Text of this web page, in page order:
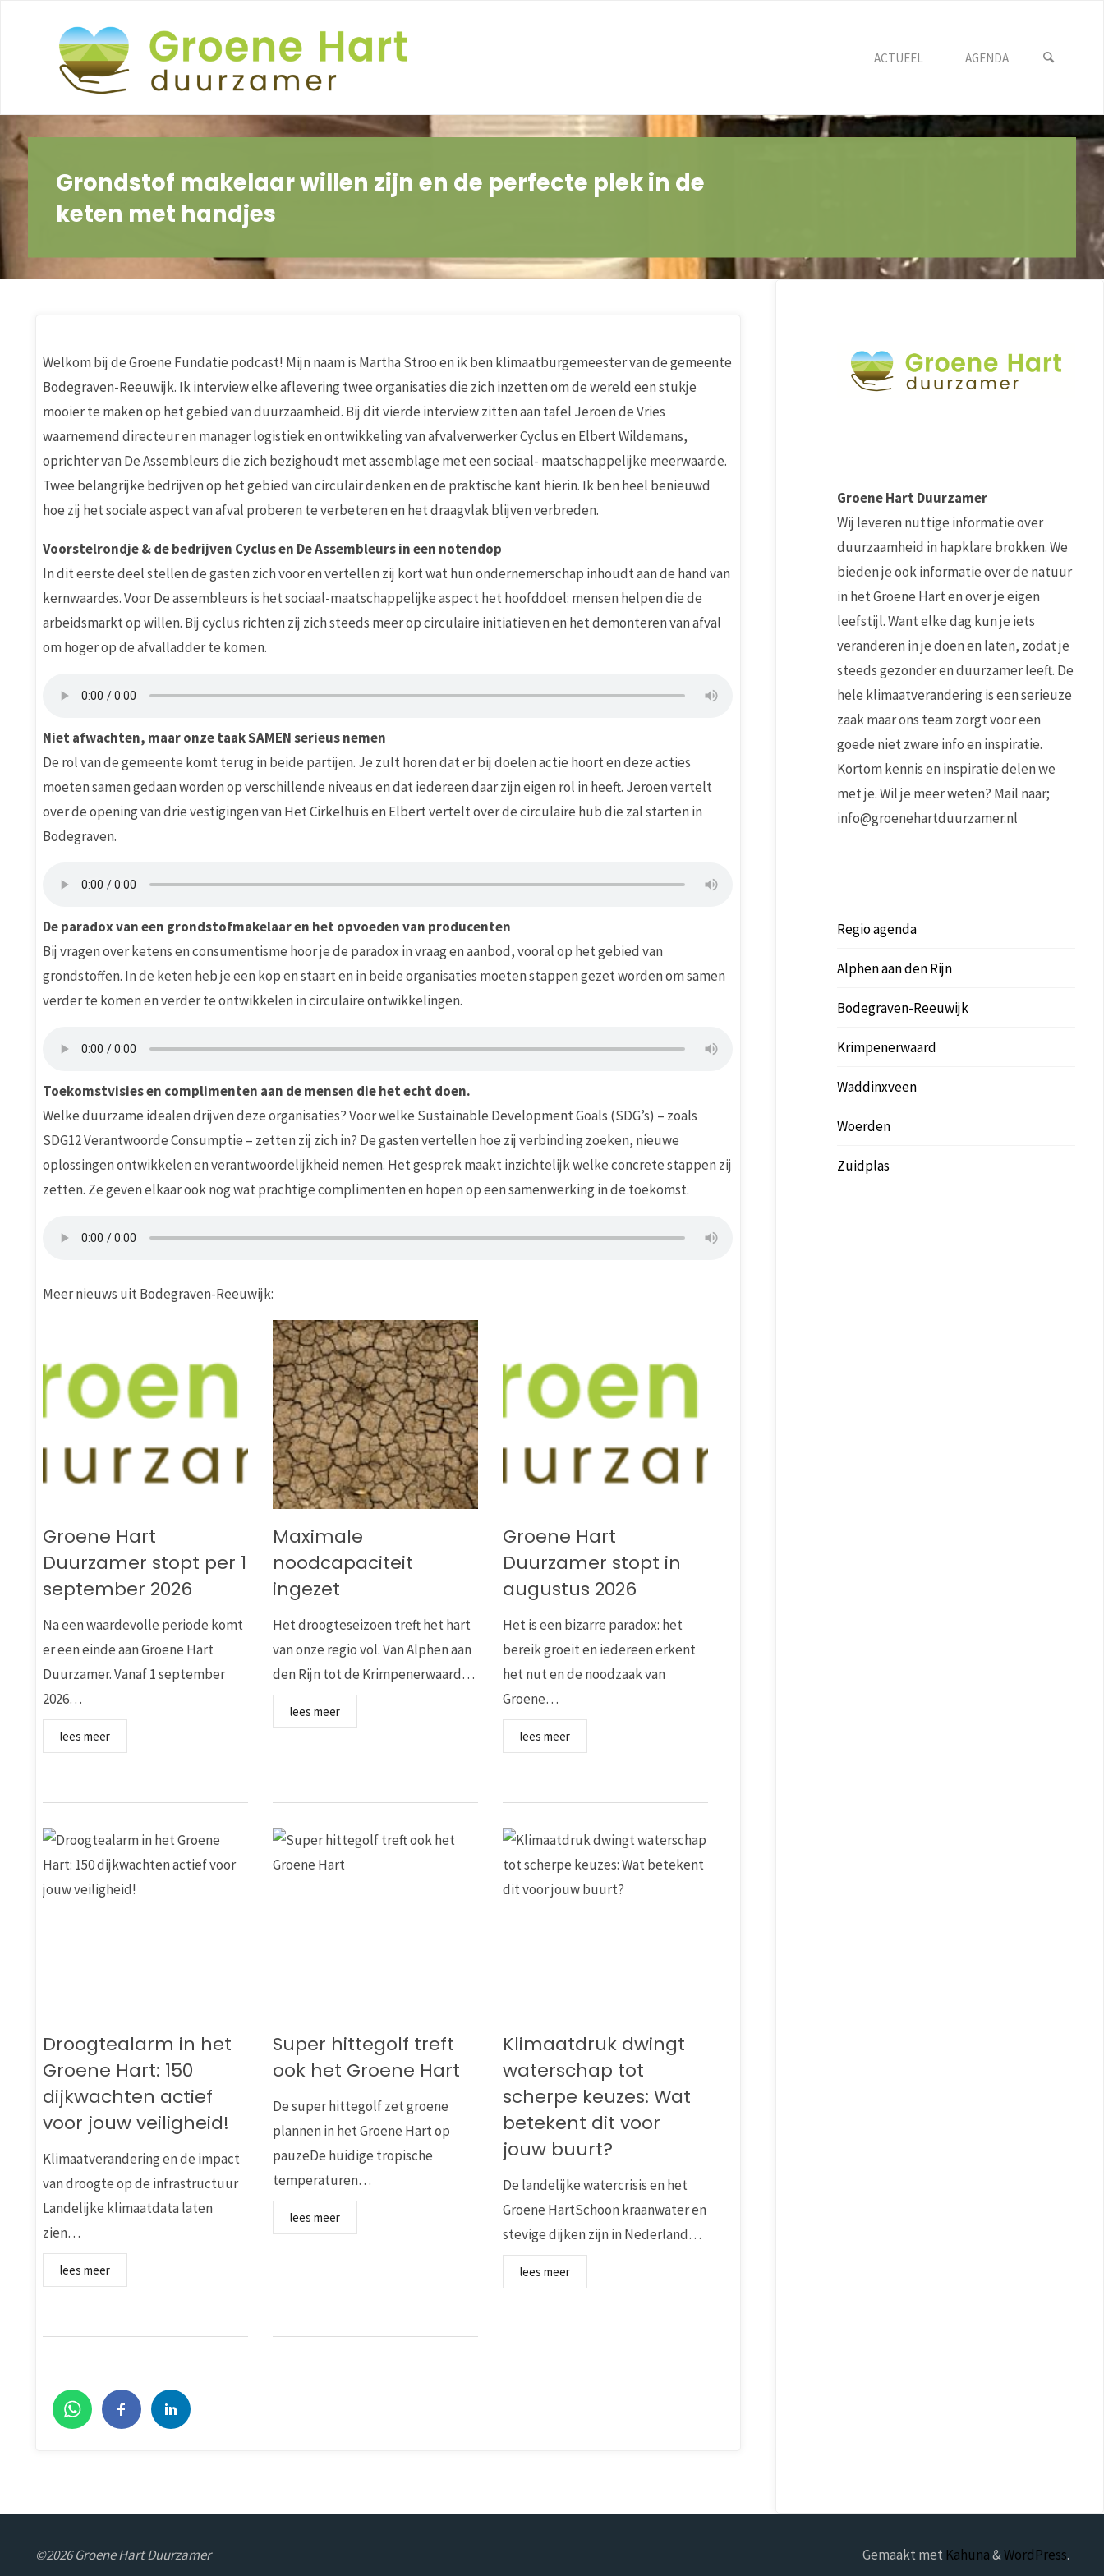
ACTUEEL AGENDA
Grondstof makelaar willen zijn en de perfecte plek in de
keten met handjes
Welkom bij de Groene Fundatie podcast! Mijn naam is Martha Stroo en ik ben klimaatburgemeester van de gemeente
Bodegraven-Reeuwijk. Ik interview elke aflevering twee organisaties die zich inzetten om de wereld een stukje
mooier te maken op het gebied van duurzaamheid. Bij dit vierde interview zitten aan tafel Jeroen de Vries
waarnemend directeur en manager logistiek en ontwikkeling van afvalverwerker Cyclus en Elbert Wildemans,
oprichter van De Assembleurs die zich bezighoudt met assemblage met een sociaal- maatschappelijke meerwaarde.
Twee belangrijke bedrijven op het gebied van circulair denken en de praktische kant hierin. Ik ben heel benieuwd
hoe zij het sociale aspect van afval proberen te verbeteren en het draagvlak blijven verbreden.
Voorstelrondje & de bedrijven Cyclus en De Assembleurs in een notendop
In dit eerste deel stellen de gasten zich voor en vertellen zij kort wat hun ondernemerschap inhoudt aan de hand van
kernwaardes. Voor De assembleurs is het sociaal-maatschappelijke aspect het hoofddoel: mensen helpen die de
arbeidsmarkt op willen. Bij cyclus richten zij zich steeds meer op circulaire initiatieven en het demonteren van afval
om hoger op de afvalladder te komen.
Niet afwachten, maar onze taak SAMEN serieus nemen
De rol van de gemeente komt terug in beide partijen. Je zult horen dat er bij doelen actie hoort en deze acties
moeten samen gedaan worden op verschillende niveaus en dat iedereen daar zijn eigen rol in heeft. Jeroen vertelt
over de opening van drie vestigingen van Het Cirkelhuis en Elbert vertelt over de circulaire hub die zal starten in
Bodegraven.
De paradox van een grondstofmakelaar en het opvoeden van producenten
Bij vragen over ketens en consumentisme hoor je de paradox in vraag en aanbod, vooral op het gebied van
grondstoffen. In de keten heb je een kop en staart en in beide organisaties moeten stappen gezet worden om samen
verder te komen en verder te ontwikkelen in circulaire ontwikkelingen.
Toekomstvisies en complimenten aan de mensen die het echt doen.
Welke duurzame idealen drijven deze organisaties? Voor welke Sustainable Development Goals (SDG’s) – zoals
SDG12 Verantwoorde Consumptie – zetten zij zich in? De gasten vertellen hoe zij verbinding zoeken, nieuwe
oplossingen ontwikkelen en verantwoordelijkheid nemen. Het gesprek maakt inzichtelijk welke concrete stappen zij
zetten. Ze geven elkaar ook nog wat prachtige complimenten en hopen op een samenwerking in de toekomst.
Meer nieuws uit Bodegraven-Reeuwijk:
Groene Hart
Duurzamer stopt per 1
september 2026
Na een waardevolle periode komt
er een einde aan Groene Hart
Duurzamer. Vanaf 1 september
2026…
lees meer
Maximale
noodcapaciteit
ingezet
Het droogteseizoen treft het hart
van onze regio vol. Van Alphen aan
den Rijn tot de Krimpenerwaard…
lees meer
Groene Hart
Duurzamer stopt in
augustus 2026
Het is een bizarre paradox: het
bereik groeit en iedereen erkent
het nut en de noodzaak van
Groene…
lees meer
Droogtealarm in het
Groene Hart: 150
dijkwachten actief
voor jouw veiligheid!
Klimaatverandering en de impact
van droogte op de infrastructuur
Landelijke klimaatdata laten
zien…
lees meer
Super hittegolf treft
ook het Groene Hart
De super hittegolf zet groene
plannen in het Groene Hart op
pauzeDe huidige tropische
temperaturen…
lees meer
Klimaatdruk dwingt
waterschap tot
scherpe keuzes: Wat
betekent dit voor
jouw buurt?
De landelijke watercrisis en het
Groene HartSchoon kraanwater en
stevige dijken zijn in Nederland…
lees meer
Groene Hart Duurzamer
Wij leveren nuttige informatie over
duurzaamheid in hapklare brokken. We
bieden je ook informatie over de natuur
in het Groene Hart en over je eigen
leefstijl. Want elke dag kun je iets
veranderen in je doen en laten, zodat je
steeds gezonder en duurzamer leeft. De
hele klimaatverandering is een serieuze
zaak maar ons team zorgt voor een
goede niet zware info en inspiratie.
Kortom kennis en inspiratie delen we
met je. Wil je meer weten? Mail naar;
info@groenehartduurzamer.nl
Regio agenda
Alphen aan den Rijn
Bodegraven-Reeuwijk
Krimpenerwaard
Waddinxveen
Woerden
Zuidplas
Gemaakt met Kahuna&WordPress.
©2026 Groene Hart Duurzamer